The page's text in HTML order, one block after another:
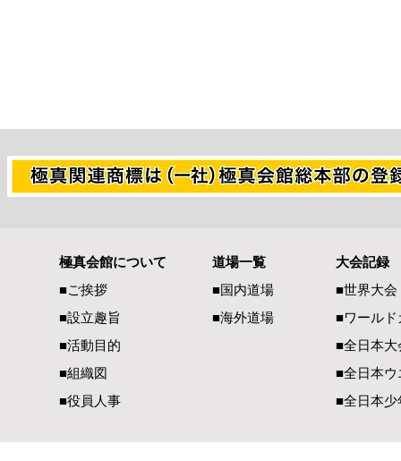
へ 心よりお見舞い申し上げ
全空連・
のディス
極真会館について
■ご挨拶
■設立趣旨
■活動目的
■組織図
■役員人事
道場一覧
■国内道場
■海外道場
大会記録
■世界大会
​■ワールド
■全日本大
■全日本
■全日本